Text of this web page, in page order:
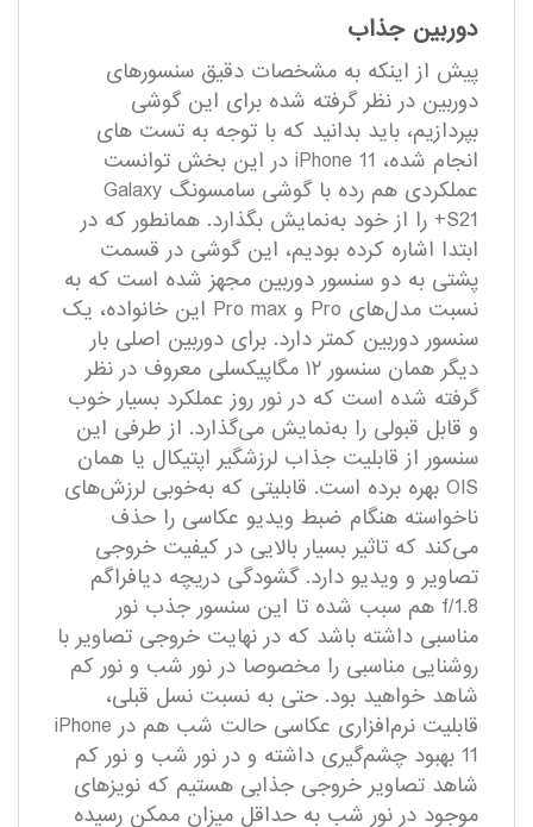
دوربین جذاب
پیش از اینکه به مشخصات دقیق سنسور‌های
دوربین در نظر گرفته شده برای این گوشی
بپردازیم، باید بدانید که با توجه به تست های
انجام شده، iPhone 11 در این بخش توانست
عملکردی هم رده با گوشی سامسونگ Galaxy
S21+ را از خود به‌نمایش بگذارد. همانطور که در
ابتدا اشاره کرده بودیم، این گوشی در قسمت
پشتی به دو سنسور دوربین مجهز شده است که به
نسبت مدل‌های Pro و Pro max این خانواده، یک
سنسور دوربین کمتر دارد. برای دوربین اصلی بار
دیگر همان سنسور ۱۲ مگاپیکسلی معروف در نظر
گرفته شده است که در نور روز عملکرد بسیار خوب
و قابل قبولی را به‌نمایش می‌گذارد. از طرفی این
سنسور از قابلیت جذاب لرزشگیر اپتیکال یا همان
OIS بهره برده است. قابلیتی که به‌خوبی لرزش‌های
ناخواسته هنگام ضبط ویدیو عکاسی را حذف
می‌کند که تاثیر بسیار بالایی در کیفیت خروجی
تصاویر و ویدیو دارد. گشودگی دریچه دیافراگم
f/1.8 هم سبب شده تا این سنسور جذب نور
مناسبی داشته باشد که در نهایت خروجی تصاویر با
روشنایی مناسبی را مخصوصا در نور شب و نور کم
شاهد خواهید بود. حتی به نسبت نسل قبلی،
قابلیت نرم‌افزاری عکاسی حالت شب هم در iPhone
11 بهبود چشم‌گیری داشته و در نور شب و نور کم
شاهد تصاویر خروجی جذابی هستیم که نویز‌های
موجود در نور شب به حداقل میزان ممکن رسیده